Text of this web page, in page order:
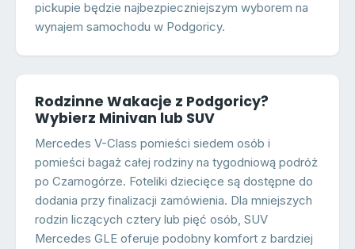
pickupie będzie najbezpieczniejszym wyborem na
wynajem samochodu w Podgoricy.
Rodzinne Wakacje z Podgoricy?
Wybierz Minivan lub SUV
Mercedes V-Class pomieści siedem osób i
pomieści bagaż całej rodziny na tygodniową podróż
po Czarnogórze. Foteliki dziecięce są dostępne do
dodania przy finalizacji zamówienia. Dla mniejszych
rodzin liczących cztery lub pięć osób, SUV
Mercedes GLE oferuje podobny komfort z bardziej